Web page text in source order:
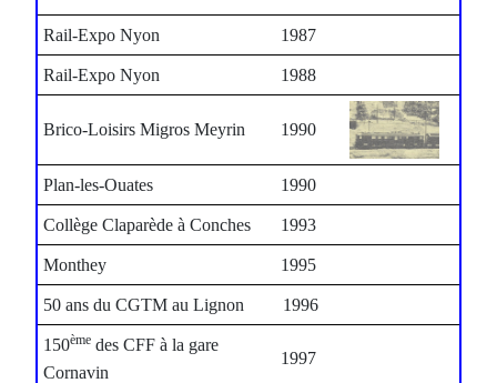
Rail-Expo Nyon 1987
Rail-Expo Nyon 1988
Brico-Loisirs Migros Meyrin 1990
Plan-les-Ouates 1990
Collège Claparède à Conches 1993
Monthey 1995
50 ans du CGTM au Lignon 1996
150ème des CFF à la gare
Cornavin
1997